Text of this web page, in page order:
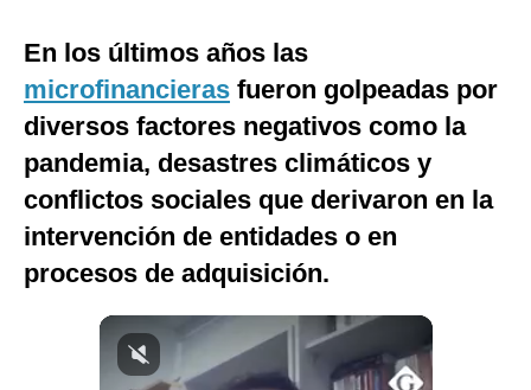
México
España
Internacional
Tecnología
Club del Suscriptor
G de Gestión
En los últimos años las
microfinancieras fueron golpeadas por
diversos factores negativos como la
pandemia, desastres climáticos y
conflictos sociales que derivaron en la
intervención de entidades o en
procesos de adquisición.